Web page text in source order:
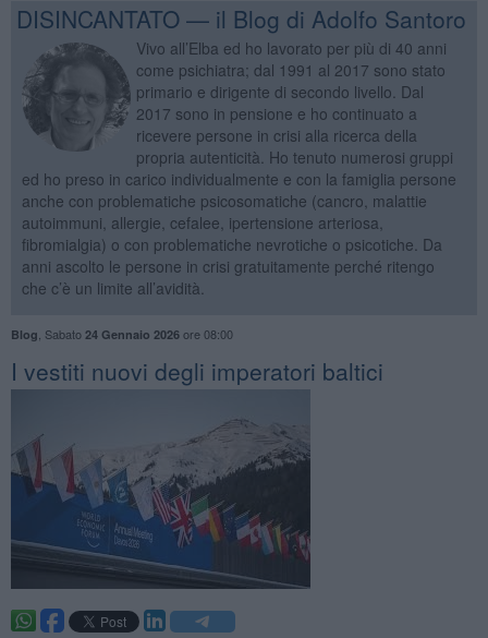
DISINCANTATO — il Blog di Adolfo Santoro
Vivo all’Elba ed ho lavorato per più di 40 anni
come psichiatra; dal 1991 al 2017 sono stato
primario e dirigente di secondo livello. Dal
2017 sono in pensione e ho continuato a
ricevere persone in crisi alla ricerca della
propria autenticità. Ho tenuto numerosi gruppi
ed ho preso in carico individualmente e con la famiglia persone
anche con problematiche psicosomatiche (cancro, malattie
autoimmuni, allergie, cefalee, ipertensione arteriosa,
fibromialgia) o con problematiche nevrotiche o psicotiche. Da
anni ascolto le persone in crisi gratuitamente perché ritengo
che c’è un limite all’avidità.
Blog Sabato 24 Gennaio 2026ore 08:00
​I vestiti nuovi degli imperatori baltici